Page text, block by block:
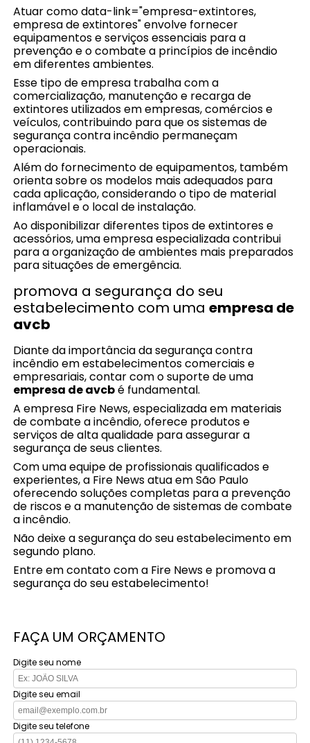
Atuar como data-link="empresa-extintores,
empresa de extintores" envolve fornecer
equipamentos e serviços essenciais para a
prevenção e o combate a princípios de incêndio
em diferentes ambientes.
Esse tipo de empresa trabalha com a
comercialização, manutenção e recarga de
extintores utilizados em empresas, comércios e
veículos, contribuindo para que os sistemas de
segurança contra incêndio permaneçam
operacionais.
Além do fornecimento de equipamentos, também
orienta sobre os modelos mais adequados para
cada aplicação, considerando o tipo de material
inflamável e o local de instalação.
Ao disponibilizar diferentes tipos de extintores e
acessórios, uma empresa especializada contribui
para a organização de ambientes mais preparados
para situações de emergência.
promova a segurança do seu
estabelecimento com umaempresa de
avcb
Diante da importância da segurança contra
incêndio em estabelecimentos comerciais e
empresariais, contar com o suporte de uma
empresa de avcbé fundamental.
A empresa Fire News, especializada em materiais
de combate a incêndio, oferece produtos e
serviços de alta qualidade para assegurar a
segurança de seus clientes.
Com uma equipe de profissionais qualificados e
experientes, a Fire News atua em São Paulo
oferecendo soluções completas para a prevenção
de riscos e a manutenção de sistemas de combate
a incêndio.
Não deixe a segurança do seu estabelecimento em
segundo plano.
Entre em contato com a Fire News e promova a
segurança do seu estabelecimento!
FAÇA UM ORÇAMENTO
Digite seu nome
Digite seu email
Digite seu telefone